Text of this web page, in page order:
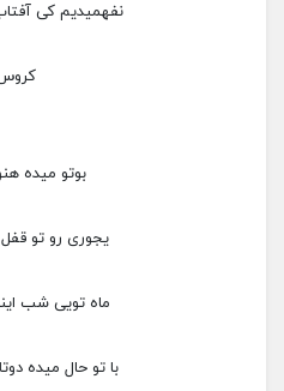
نفهمیدیم کی
بوتو میده
یجوری رو تو
ماه تویی شب
با تو حال میده